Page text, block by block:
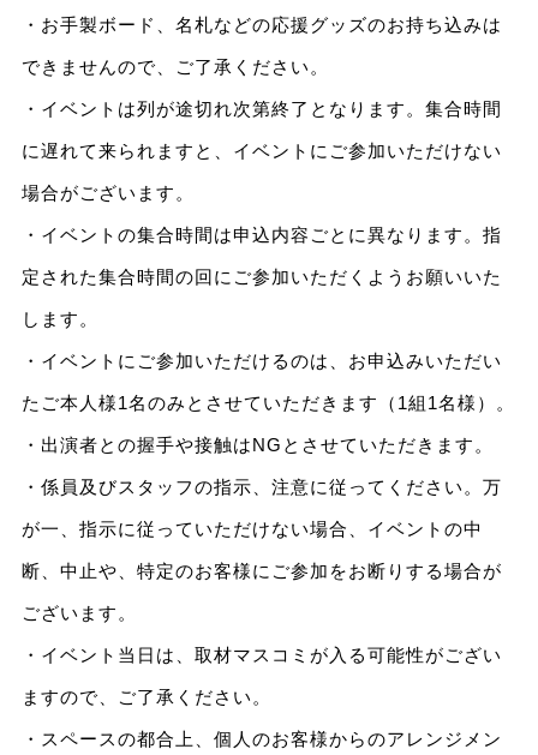
・お手製ボード、名札などの応援グッズのお持ち込みは
できませんので、ご了承ください。
・イベントは列が途切れ次第終了となります。集合時間
に遅れて来られますと、イベントにご参加いただけない
場合がございます。
・イベントの集合時間は申込内容ごとに異なります。指
定された集合時間の回にご参加いただくようお願いいた
します。
・イベントにご参加いただけるのは、お申込みいただい
たご本人様1名のみとさせていただきます（1組1名様）。
・出演者との握手や接触はNGとさせていただきます。
・係員及びスタッフの指示、注意に従ってください。万
が一、指示に従っていただけない場合、イベントの中
断、中止や、特定のお客様にご参加をお断りする場合が
ございます。
・イベント当日は、取材マスコミが入る可能性がござい
ますので、ご了承ください。
・スペースの都合上、個人のお客様からのアレンジメン